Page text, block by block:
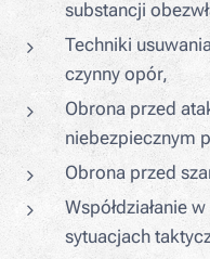
substancji
Techniki
czynny opór,
Obrona przed
niebezpiecznym
Obrona przed
Współdziałanie
sytuacjach